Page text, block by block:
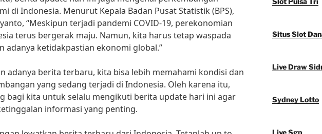
di Indonesia. Menurut Kepala Badan Pusat Statistik (BPS),
“Meskipun terjadi pandemi COVID-19, perekonomian
terus bergerak maju. Namun, kita harus tetap waspada
adanya ketidakpastian ekonomi global.”
adanya berita terbaru, kita bisa lebih memahami kondisi dan
yang sedang terjadi di Indonesia. Oleh karena itu,
bagi kita untuk selalu mengikuti berita update hari ini agar
informasi yang penting.
Situs Slot
Live Draw
Sydney Lotto